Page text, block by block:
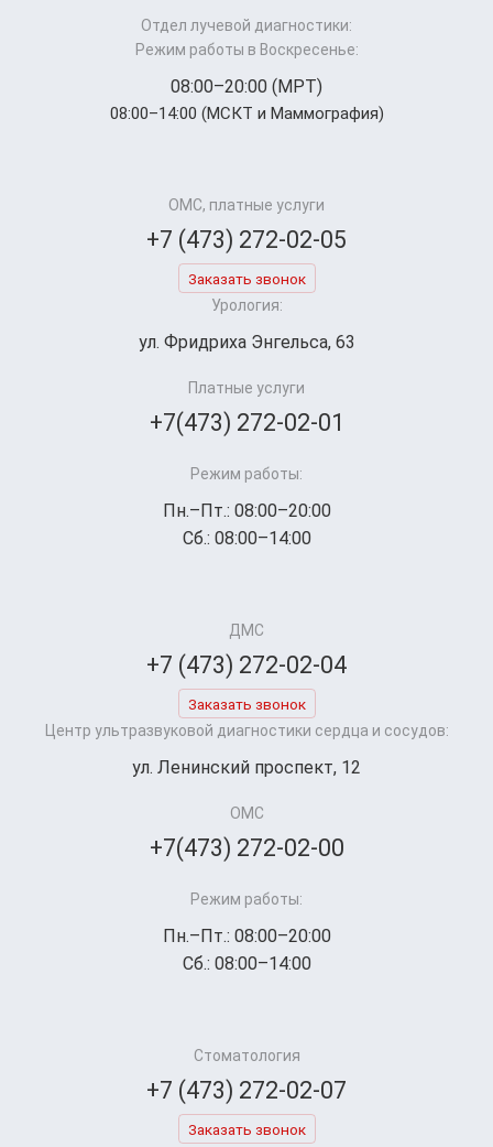
Отдел лучевой диагностики:
Режим работы в Воскресенье:
08:00–20:00 (МРТ)
08:00–14:00 (МСКТ и Маммография)
ОМС, платные услуги
+7 (473) 272-02-05
Заказать звонок
Урология:
ул. Фридриха Энгельса, 63
Платные услуги
+7(473) 272-02-01
Режим работы:
Пн.–Пт.: 08:00–20:00
Сб.: 08:00–14:00
ДМС
+7 (473) 272-02-04
Заказать звонок
Центр ультразвуковой диагностики сердца и сосудов:
ул. Ленинский проспект, 12
ОМС
+7(473) 272-02-00
Режим работы:
Пн.–Пт.: 08:00–20:00
Сб.: 08:00–14:00
Стоматология
+7 (473) 272-02-07
Заказать звонок